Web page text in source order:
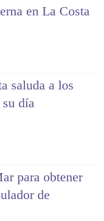
en La Costa
saluda a los
día
para obtener
de